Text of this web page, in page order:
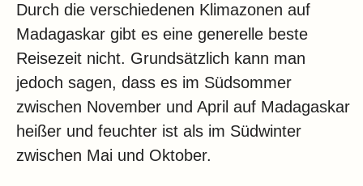
Durch die verschiedenen Klimazonen auf
Madagaskar gibt es eine generelle beste
Reisezeit nicht. Grundsätzlich kann man
jedoch sagen, dass es im Südsommer
zwischen November und April auf Madagaskar
heißer und feuchter ist als im Südwinter
zwischen Mai und Oktober.